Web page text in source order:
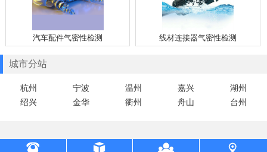
汽车配件气密性检测 线材连接器气密性检测
城市分站
杭州 宁波 温州 嘉兴
湖州
绍兴
金华 衢州 舟山 台州